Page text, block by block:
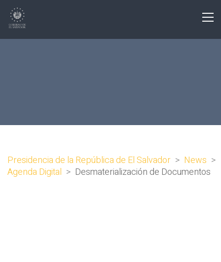
Presidencia de la República de El Salvador > News >
Agenda Digital > Desmaterialización de Documentos